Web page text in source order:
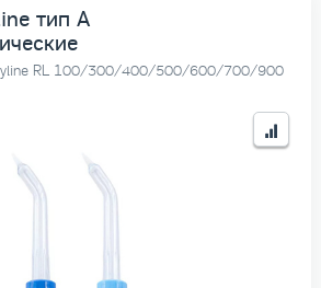
тип А
RL 100/300/400/500/600/700/900